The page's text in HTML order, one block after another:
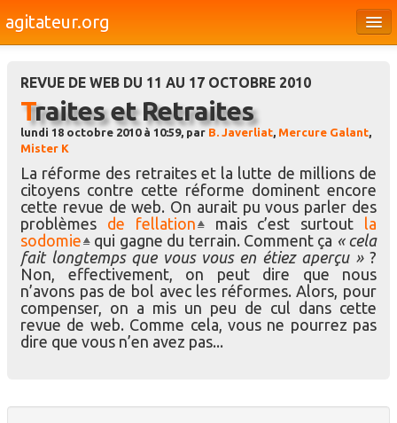
agitateur.org
Bourges & le Cher
Société
Médias
Dossiers
Brèves
REVUE DE WEB DU 11 AU 17 OCTOBRE 2010
Traites et Retraites
lundi 18 octobre 2010 à 10:59, par B. Javerliat Mercure Galant
Mister K
La réforme des retraites et la lutte de millions de
citoyens contre cette réforme dominent encore
cette revue de web. On aurait pu vous parler des
problèmes de fellation mais c’est surtout la
sodomie
qui gagne du terrain. Comment ça « cela
fait longtemps que vous vous en étiez aperçu »?
Non, effectivement, on peut dire que nous
n’avons pas de bol avec les réformes. Alors, pour
compenser, on a mis un peu de cul dans cette
revue de web. Comme cela, vous ne pourrez pas
dire que vous n’en avez pas...